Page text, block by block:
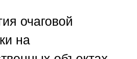
очаговой
на